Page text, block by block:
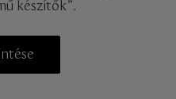
készítők”.